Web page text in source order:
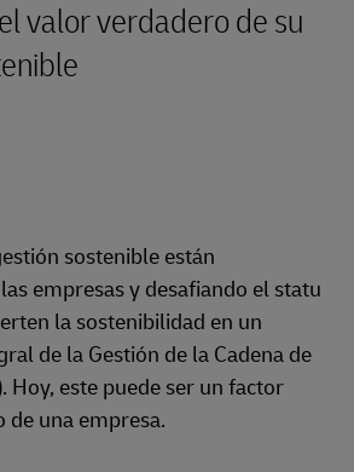
valor verdadero de su
sostenible están
empresas y desafiando el statu
la sostenibilidad en un
de la Gestión de la Cadena de
Hoy, este puede ser un factor
de una empresa.